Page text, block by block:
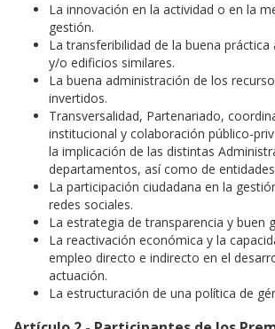
La innovación en la actividad o en la
gestión.
La transferibilidad de la buena
y/o edificios similares.
La buena administración de los
invertidos.
Transversalidad, Partenariado,
institucional y colaboración público-
la implicación de las distintas
departamentos, así como de
La participación ciudadana en la
redes sociales.
La estrategia de transparencia y buen
La reactivación económica y la
empleo directo e indirecto en el
actuación.
La estructuración de una política de